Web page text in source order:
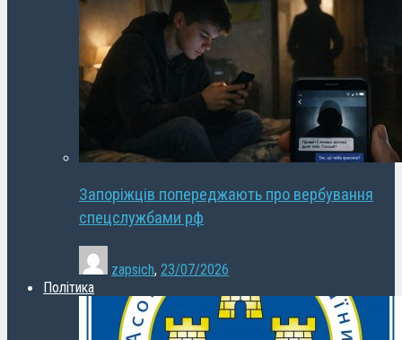
Запоріжців попереджають про вербування
спецслужбами рф
zapsich, 23/07/2026
Політика